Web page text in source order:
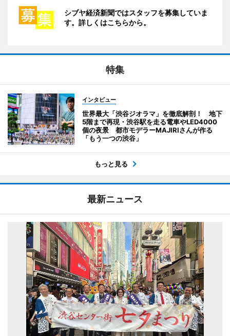
シブヤ経済新聞ではスタッフを募集していま
す。詳しくはこちらから。
特集
インタビュー
世界最大「渋谷ジオラマ」を徹底解剖！ 地下
5階まで再現・渋谷駅を走る電車やLED4000
個の夜景 都市モデラーMAJIRIさんが作る
「もう一つの渋谷」
もっと見る
最新ニュース